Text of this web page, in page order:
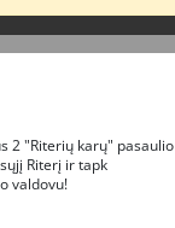
2 "Riterių karų" pasaulio
Riterį ir tapk
valdovu!